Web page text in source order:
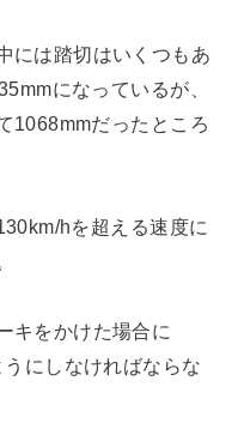
には踏切はいくつもあ
になっているが、
1068mmだったところ
hを超える速度に
キをかけた場合に
にしなければならな